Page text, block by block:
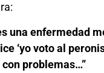
una enfermedad
‘yo voto al
problemas…”